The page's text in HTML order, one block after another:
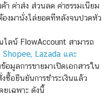
า ค่าส่ง ส่วนลด ค่าธรรมเนียม
งมานั่งไล่ยอดทีหลังจนปวดหัว
ลน์ FlowAccount สามารถ
Lazada และ
อมูลการขายมาเปิดเอกสารใน
ซื้อยืนยันการชำระเงินแล้ว
เฉพาะ ดังนี้